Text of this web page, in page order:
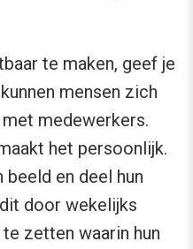
te maken, geef je
mensen zich
medewerkers.
het persoonlijk.
en deel hun
door wekelijks
zetten waarin hun